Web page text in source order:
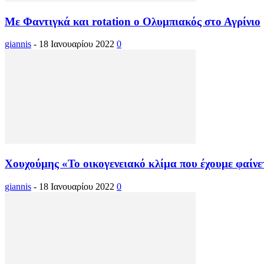
Με Φαντιγκά και rotation ο Ολυμπιακός στο Αγρίνιο
giannis - 18 Ιανουαρίου 2022 0
Χουχούμης «Το οικογενειακό κλίμα που έχουμε
giannis - 18 Ιανουαρίου 2022 0